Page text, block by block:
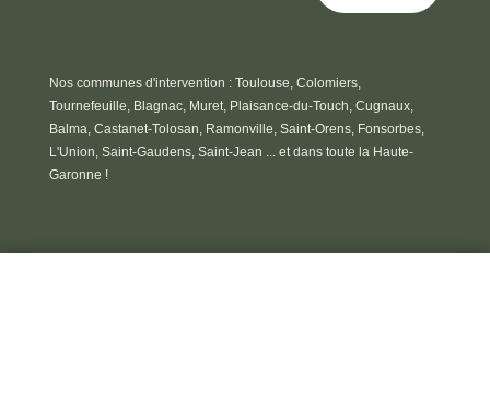
Nos communes d'intervention : Toulouse, Colomiers,
Tournefeuille, Blagnac, Muret, Plaisance-du-Touch, Cugnaux,
Balma, Castanet-Tolosan, Ramonville, Saint-Orens, Fonsorbes,
L'Union, Saint-Gaudens, Saint-Jean ... et dans toute la Haute-
Garonne !